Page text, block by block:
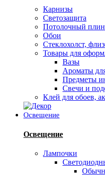
Карнизы
Светозащита
Потолочный
Обои
Стеклохолст,
Товары для
Вазы
Ароматы
Предметы
Свечи и
Клей для обоев,
Освещение
Освещение
Лампочки